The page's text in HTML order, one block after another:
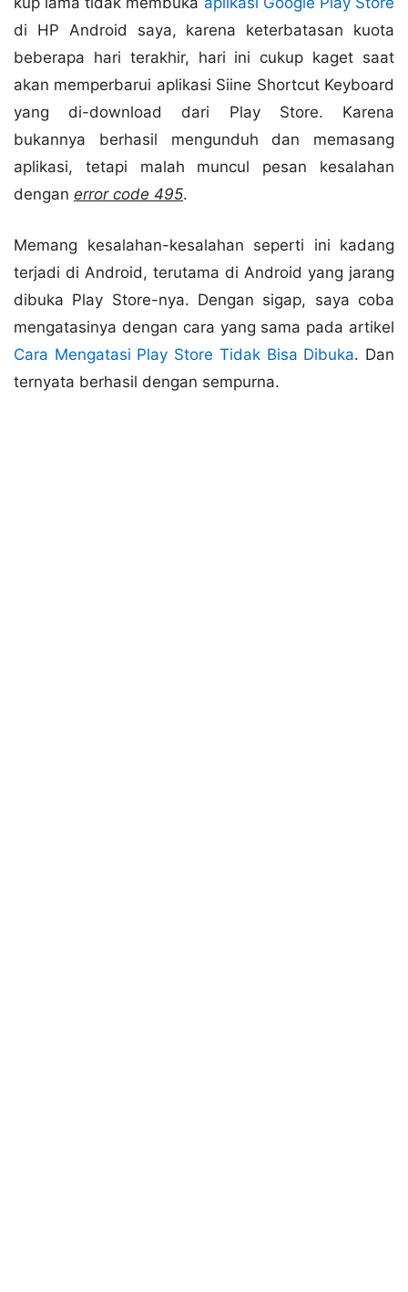
di HP Android saya, karena keterbatasan kuota
beberapa hari terakhir, hari ini cukup kaget saat
akan memperbarui aplikasi Siine Shortcut Keyboard
yang di-download dari Play Store. Karena
bukannya berhasil mengunduh dan memasang
aplikasi, tetapi malah muncul pesan kesalahan
dengan error code 495.
Memang kesalahan-kesalahan seperti ini kadang
terjadi di Android, terutama di Android yang jarang
dibuka Play Store-nya. Dengan sigap, saya coba
mengatasinya dengan cara yang sama pada artikel
Cara Mengatasi Play Store Tidak Bisa Dibuka. Dan
ternyata berhasil dengan sempurna.